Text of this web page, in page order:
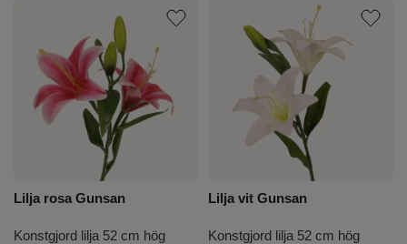
Lilja rosa Gunsan
Konstgjord lilja 52 cm hög
Lilja vit Gunsan
Konstgjord lilja 52 cm hög